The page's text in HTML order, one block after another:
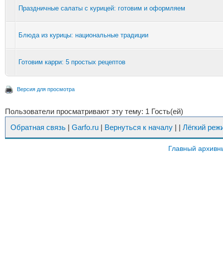
Праздничные салаты с курицей: готовим и оформляем
Блюда из курицы: национальные традиции
Готовим карри: 5 простых рецептов
Версия для просмотра
Пользователи просматривают эту тему: 1 Гость(ей)
Обратная связь | Garfo.ru | Вернуться к началу | | Лёгкий
Главный